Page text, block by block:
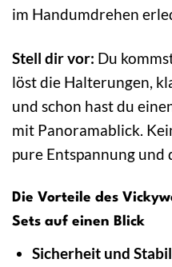
im Handumdrehen
Stell dir vor: Du
löst die Halterungen,
und schon hast du
mit Panoramablick.
pure Entspannung und
Die Vorteile des
Sets auf einen Blick
Sicherheit und